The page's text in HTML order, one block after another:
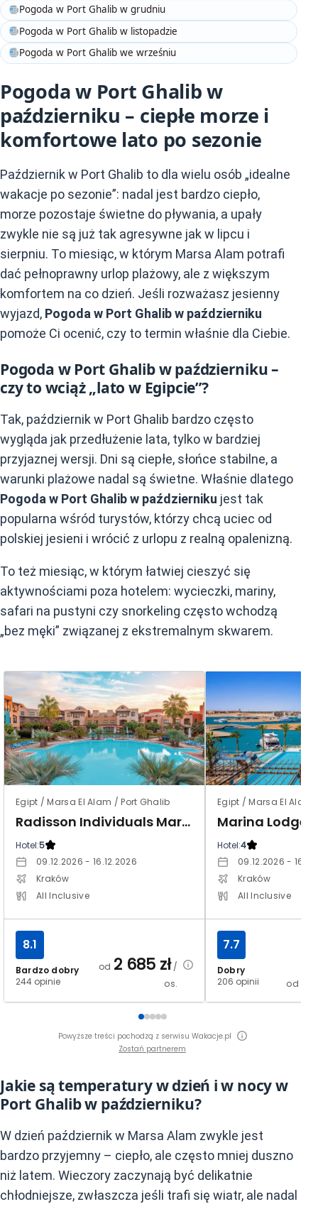
Pogoda w Port Ghalib w grudniu
Pogoda w Port Ghalib w listopadzie
Pogoda w Port Ghalib we wrześniu
Pogoda w Port Ghalib w
październiku – ciepłe morze i
komfortowe lato po sezonie
Październik w Port Ghalib to dla wielu osób „idealne
wakacje po sezonie”: nadal jest bardzo ciepło,
morze pozostaje świetne do pływania, a upały
zwykle nie są już tak agresywne jak w lipcu i
sierpniu. To miesiąc, w którym Marsa Alam potrafi
dać pełnoprawny urlop plażowy, ale z większym
komfortem na co dzień. Jeśli rozważasz jesienny
wyjazd, Pogoda w Port Ghalib w październiku
pomoże Ci ocenić, czy to termin właśnie dla Ciebie.
Pogoda w Port Ghalib w październiku –
czy to wciąż „lato w Egipcie”?
Tak, październik w Port Ghalib bardzo często
wygląda jak przedłużenie lata, tylko w bardziej
przyjaznej wersji. Dni są ciepłe, słońce stabilne, a
warunki plażowe nadal są świetne. Właśnie dlatego
Pogoda w Port Ghalib w październiku jest tak
popularna wśród turystów, którzy chcą uciec od
polskiej jesieni i wrócić z urlopu z realną opalenizną.
To też miesiąc, w którym łatwiej cieszyć się
aktywnościami poza hotelem: wycieczki, mariny,
safari na pustyni czy snorkeling często wchodzą
„bez męki” związanej z ekstremalnym skwarem.
Egipt / Marsa El Alam / Port Ghalib
Radisson Individuals Marina Port Ghalib (ex. Sunrise Marina Resort)
Hotel:5
09.12.2026 - 16.12.2026
Kraków
All Inclusive
Bardzo dobry
244 opinie
8.1
od 2 685 zł/
os.
Egipt / Marsa El Alam
Marina Lodge
Hotel:4
09.12.2026 -
Kraków
All Inclusive
Dobry
206 opinii
7.7
od
Powyższe treści pochodzą z serwisu Wakacje.pl
Zostań partnerem
Jakie są temperatury w dzień i w nocy w
Port Ghalib w październiku?
W dzień październik w Marsa Alam zwykle jest
bardzo przyjemny – ciepło, ale często mniej duszno
niż latem. Wieczory zaczynają być delikatnie
chłodniejsze, zwłaszcza jeśli trafi się wiatr, ale nadal